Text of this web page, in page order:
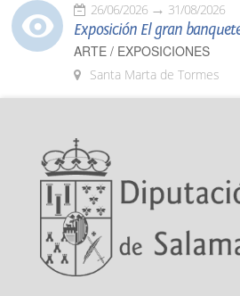
26/06/2026 31/08/2026
Exposición El gran
ARTE / EXPOSICIONES
Santa Marta de Tormes